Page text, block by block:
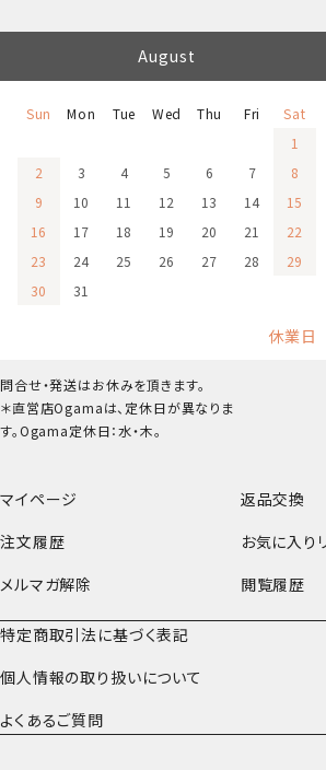
マイページ
返品交換
注文履歴
お気に入り
メルマガ解除
閲覧履歴
特定商取引法に基づく表記
個人情報の取り扱いについて
よくあるご質問
August
Sun Mon Tue Wed Thu Fri
Sat
1
2
3 4 5 6 7
8
9
10 11 12 13 14
15
16
17 18 19 20 21
22
23
24 25 26 27 28
29
30
31
休業日
問合せ・発送はお休みを頂きます。
＊直営店Ogamaは、定休日が異なりま
す。Ogama定休日：水・木。